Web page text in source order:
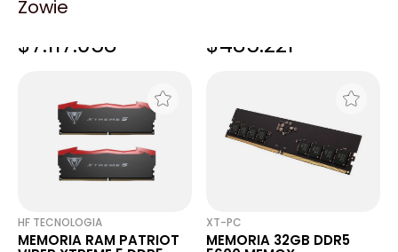
Zowie
MEMORIA DELL 64GB
$7.117.058 $485.221
HF TECNOLOGIA
MEMORIA RAM PATRIOT
XT-PC
MEMORIA 32GB DDR5